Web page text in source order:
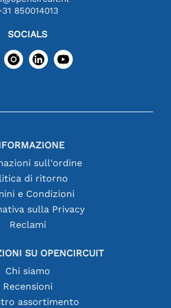
850014013
SOCIALS
sull'ordine
di ritorno
e Condizioni
sulla Privacy
Reclami
SU OPENCIRCUIT
Chi siamo
Recensioni
assortimento